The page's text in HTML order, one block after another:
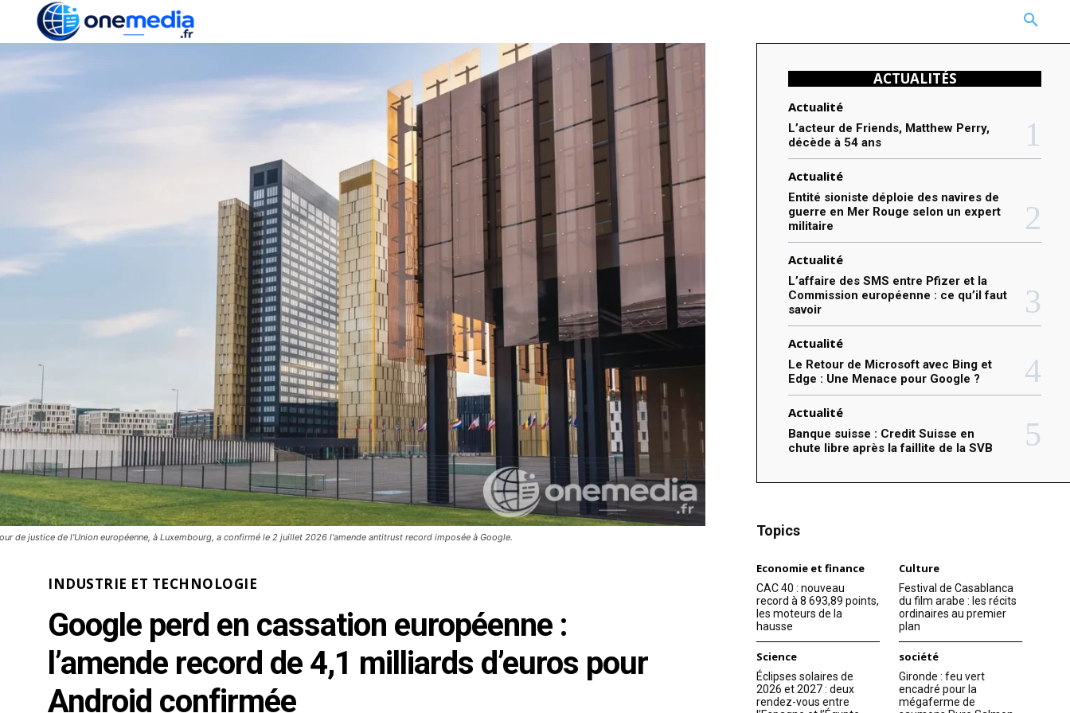
MORE
de justice de l'Union européenne, à Luxembourg, a confirmé le 2 juillet 2026 l'amende antitrust record imposée à Google.
INDUSTRIE ET TECHNOLOGIE
Google perd en cassation européenne :
l’amende record de 4,1 milliards d’euros pour
Android confirmée
ACTUALITÉS
Actualité
L’acteur de Friends, Matthew Perry,
décède à 54 ans
Actualité
Entité sioniste déploie des navires de
guerre en Mer Rouge selon un expert
militaire
Actualité
L’affaire des SMS entre Pfizer et la
Commission européenne : ce qu’il faut
savoir
Actualité
Le Retour de Microsoft avec Bing et
Edge : Une Menace pour Google ?
Actualité
Banque suisse : Credit Suisse en
chute libre après la faillite de la SVB
Topics
Economie et finance
CAC 40 : nouveau
record à 8 693,89 points,
les moteurs de la
hausse
Culture
Festival de Casablanca
du film arabe : les récits
ordinaires au premier
plan
Science
Éclipses solaires de
2026 et 2027 : deux
rendez-vous entre
société
Gironde : feu vert
encadré pour la
mégaferme de